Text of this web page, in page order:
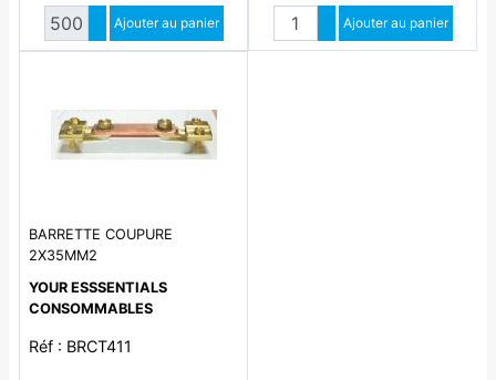
Quantité
Augmenter quantité
Diminuer quantité
Ajouter au panier Quantité
Augmenter quantité
Diminuer quantité
Ajouter au panier
BARRETTE COUPURE
2X35MM2
YOUR ESSSENTIALS
CONSOMMABLES
Réf : BRCT411